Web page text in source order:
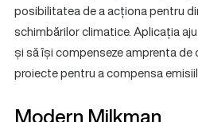
posibilitatea de a acționa pentru
schimbărilor climatice. Aplicația
și să își compenseze amprenta
proiecte pentru a compensa